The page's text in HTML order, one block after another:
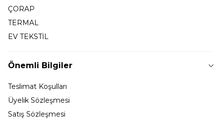
ÇORAP
TERMAL
EV TEKSTİL
Önemli Bilgiler
Teslimat Koşulları
Üyelik Sözleşmesi
Satış Sözleşmesi